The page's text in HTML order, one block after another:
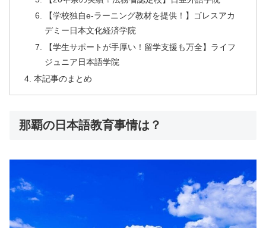
【学校独自e-ラーニング教材を提供！】ゴレスアカ
デミー日本文化経済学院
【学生サポートが手厚い！留学支援も万全】ライフ
ジュニア日本語学院
本記事のまとめ
那覇の日本語教育事情は？